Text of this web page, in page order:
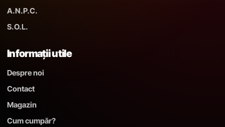
A.N.P.C.
S.O.L.
Informații utile
Despre noi
Contact
Magazin
Cum cumpăr?